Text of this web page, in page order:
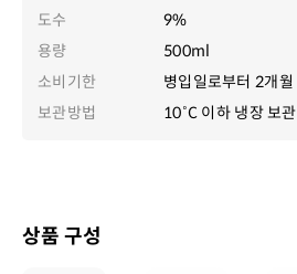
도수
9%
용량
500ml
소비기한
병입일로부터 2개월
보관방법
10˚C 이하 냉장 보관
상품 구성